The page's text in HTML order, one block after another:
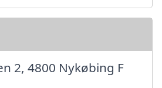
2, 4800 Nykøbing F